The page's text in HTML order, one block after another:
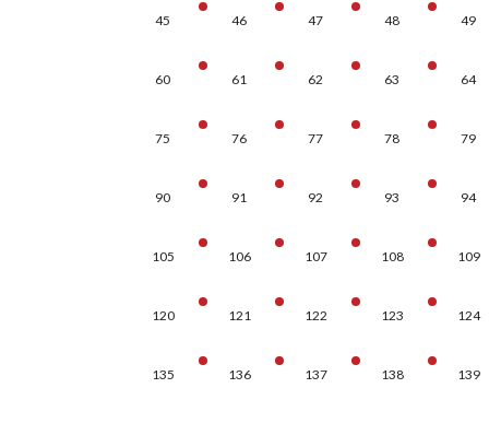
45 46 47 48 49
60 61 62 63 64
75 76 77 78 79
90 91 92 93 94
105 106 107 108 109
120 121 122 123 124
135 136 137 138 139